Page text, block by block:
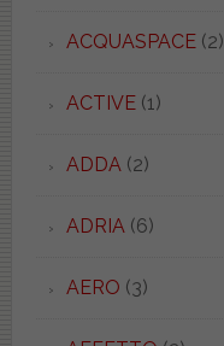
ACQUASPACE(2)
ACTIVE(1)
ADDA(2)
ADRIA(6)
AERO (3)